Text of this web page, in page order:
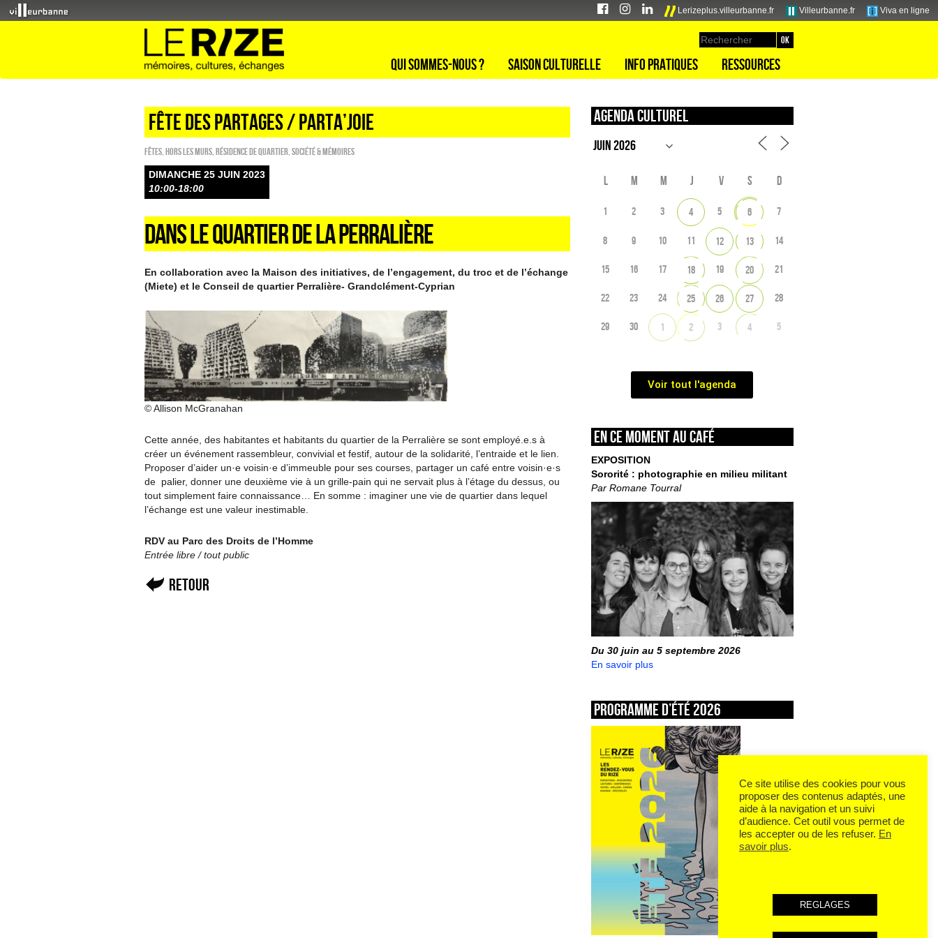
Lerizeplus.villeurbanne.fr Villeurbanne.fr Viva en ligne
Qui sommes-nous ? Saison culturelle Info pratiques Ressources
FÊTE DES PARTAGES / Parta’joie
FÊTES HORS LES MURS Résidence de quartier Société & Mémoires
DIMANCHE 25 JUIN 2023
10:00-18:00
DANS LE QUARTIER DE LA PERRALIÈRE
En collaboration avec la Maison des initiatives, de l’engagement, du troc et de l’échange
(Miete) et le Conseil de quartier Perralière- Grandclément-Cyprian
© Allison McGranahan
Cette année, des habitantes et habitants du quartier de la Perralière se sont employé.e.s à
créer un événement rassembleur, convivial et festif, autour de la solidarité, l’entraide et le lien.
Proposer d’aider un·e voisin·e d’immeuble pour ses courses, partager un café entre voisin·e·s
de palier, donner une deuxième vie à un grille-pain qui ne servait plus à l’étage du dessus, ou
tout simplement faire connaissance… En somme : imaginer une vie de quartier dans lequel
l’échange est une valeur inestimable.
RDV au Parc des Droits de l’Homme
Entrée libre / tout public
Retour
Agenda culturel
L M M J V S D
1 2 3 4 5 6 7
8 9 10 11 12 13 14
15 16 17 18 19 20 21
22 23 24 25 26 27 28
29 30 1 2 3 4 5
Voir tout l'agenda
En ce moment au café
EXPOSITION
Sororité : photographie en milieu militant
Par Romane Tourral
Du 30 juin au 5 septembre 2026
En savoir plus
Programme d’été 2026
Ce site utilise des cookies pour vous
proposer des contenus adaptés, une
aide à la navigation et un suivi
d’audience. Cet outil vous permet de
les accepter ou de les refuser. En
savoir plus.
REGLAGES